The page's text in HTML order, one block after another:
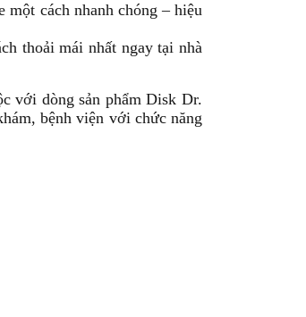
một cách nhanh chóng – hiệu
thoải mái nhất ngay tại nhà
với dòng sản phẩm Disk Dr.
bệnh viện với chức năng